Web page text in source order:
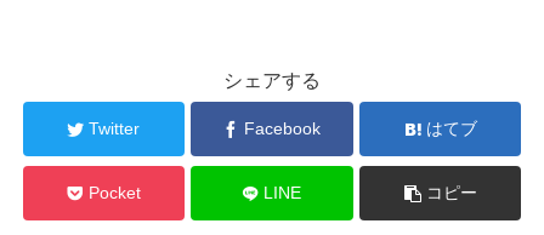
シェアする
Twitter Facebook はてブ
Pocket LINE コピー